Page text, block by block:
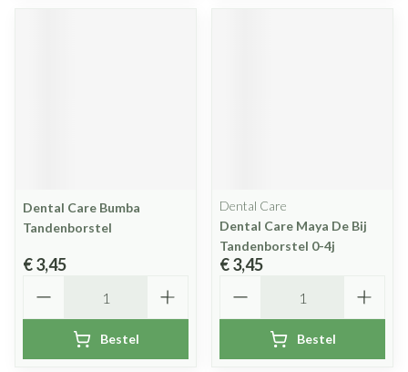
Dental Care Bumba
Tandenborstel
€ 3,45
Bestel
Dental Care
Dental Care Maya De Bij
Tandenborstel 0-4j
€ 3,45
Bestel